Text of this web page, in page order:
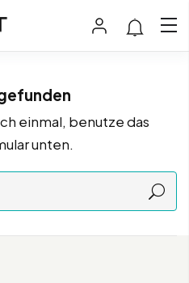
einmal, benutze das
unten.